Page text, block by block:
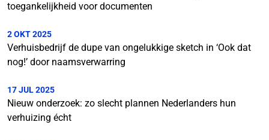
toegankelijkheid voor documenten
2 OKT 2025
Verhuisbedrijf de dupe van ongelukkige sketch in ‘Ook dat
nog!’ door naamsverwarring
17 JUL 2025
Nieuw onderzoek: zo slecht plannen Nederlanders hun
verhuizing écht